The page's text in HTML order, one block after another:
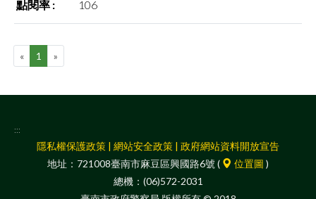
106
« 1 »
:::
隱私權保護政策 | 網站安全政策 | 政府網站資料開放宣告
地址：721008臺南市麻豆區興國路6號 (
位置圖 )
總機：(06)572-2031